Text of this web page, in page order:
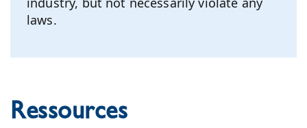
laws.
Ressources